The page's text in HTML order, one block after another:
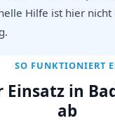
Hilfe ist hier
SO FUNKTIONIERT
Einsatz in
ab